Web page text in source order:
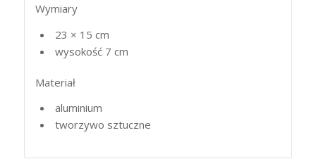
Wymiary
23 × 15 cm
wysokość 7 cm
Materiał
aluminium
tworzywo sztuczne